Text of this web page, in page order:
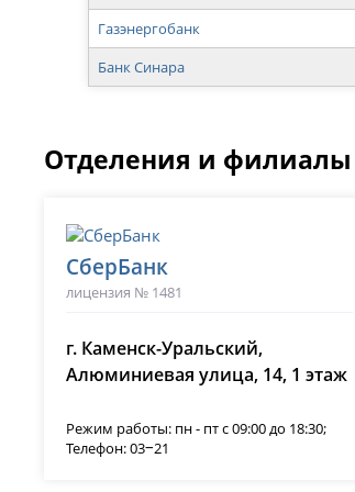
Газэнергобанк
Банк Синара
Отделения и филиалы
СберБанк
лицензия № 1481
г. Каменск-Уральский,
Алюминиевая улица, 14, 1 этаж
Режим работы: пн - пт с 09:00 до 18:30;
Телефон: 03‒21